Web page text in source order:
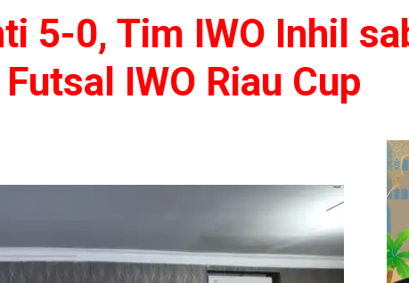
5-0, Tim IWO Inhil
IWO Riau Cup